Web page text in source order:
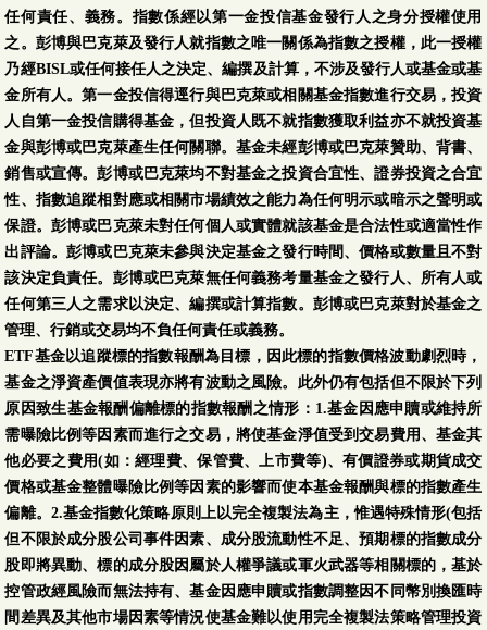
任何責任、義務。指數係經以第一金投信基金發行人之身分授權使用
之。彭博與巴克萊及發行人就指數之唯一關係為指數之授權，此一授權
乃經BISL或任何接任人之決定、編撰及計算，不涉及發行人或基金或基
金所有人。第一金投信得逕行與巴克萊或相關基金指數進行交易，投資
人自第一金投信購得基金，但投資人既不就指數獲取利益亦不就投資基
金與彭博或巴克萊產生任何關聯。基金未經彭博或巴克萊贊助、背書、
銷售或宣傳。彭博或巴克萊均不對基金之投資合宜性、證券投資之合宜
性、指數追蹤相對應或相關市場績效之能力為任何明示或暗示之聲明或
保證。彭博或巴克萊未對任何個人或實體就該基金是合法性或適當性作
出評論。彭博或巴克萊未參與決定基金之發行時間、價格或數量且不對
該決定負責任。彭博或巴克萊無任何義務考量基金之發行人、所有人或
任何第三人之需求以決定、編撰或計算指數。彭博或巴克萊對於基金之
管理、行銷或交易均不負任何責任或義務。
ETF基金以追蹤標的指數報酬為目標，因此標的指數價格波動劇烈時，
基金之淨資產價值表現亦將有波動之風險。此外仍有包括但不限於下列
原因致生基金報酬偏離標的指數報酬之情形：1.基金因應申贖或維持所
需曝險比例等因素而進行之交易，將使基金淨值受到交易費用、基金其
他必要之費用(如：經理費、保管費、上市費等)、有價證券或期貨成交
價格或基金整體曝險比例等因素的影響而使本基金報酬與標的指數產生
偏離。2.基金指數化策略原則上以完全複製法為主，惟遇特殊情形(包括
但不限於成分股公司事件因素、成分股流動性不足、預期標的指數成分
股即將異動、標的成分股因屬於人權爭議或軍火武器等相關標的，基於
控管政經風險而無法持有、基金因應申贖或指數調整因不同幣別換匯時
間差異及其他市場因素等情況使基金難以使用完全複製法策略管理投資